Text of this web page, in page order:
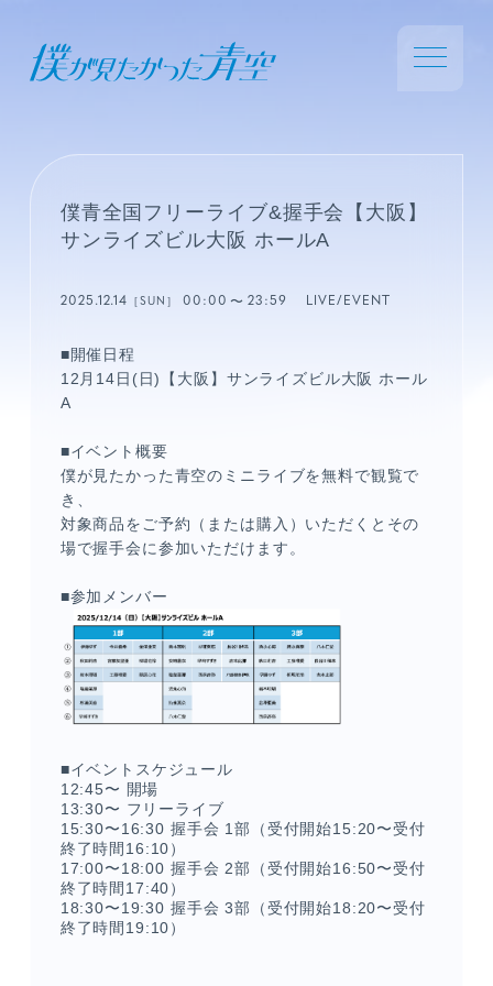
僕青全国フリーライブ&握手会【大阪】
サンライズビル大阪 ホールA
2025.12.14 ［SUN］00:00 23:59 LIVE/EVENT
■開催日程
12月14日(日)【大阪】サンライズビル大阪 ホール
A
■イベント概要
僕が見たかった青空のミニライブを無料で観覧で
き、
対象商品をご予約（または購入）いただくとその
場で握手会に参加いただけます。
■参加メンバー
■イベントスケジュール
12:45〜 開場
13:30〜 フリーライブ
15:30〜16:30 握手会 1部
（受付開始15:20〜受付
終了時間16:10）
17:00〜18:00 握手会 2部
（受付開始16:50〜受付
終了時間17:40）
18:30〜19:30 握手会 3部
（受付開始18:20〜受付
終了時間19:10）